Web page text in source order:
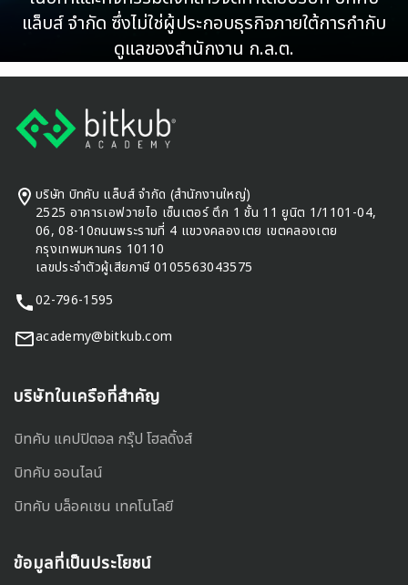
แล็บส์ จำกัด ซึ่งไม่ใช่ผู้ประกอบธุรกิจภายใต้การกำกับ
ดูแลของสำนักงาน ก.ล.ต.
บริษัท บิทคับ แล็บส์ จำกัด (สำนักงานใหญ่)
2525 อาคารเอฟวายไอ เซ็นเตอร์ ตึก 1 ชั้น 11 ยูนิต 1/1101-04,
06, 08-10ถนนพระรามที่ 4 แขวงคลองเตย เขตคลองเตย
กรุงเทพมหานคร 10110
เลขประจำตัวผู้เสียภาษี 0105563043575
02-796-1595
academy@bitkub.com
บริษัทในเครือที่สำคัญ
บิทคับ แคปปิตอล กรุ๊ป โฮลดิ้งส์
บิทคับ ออนไลน์
บิทคับ บล็อคเชน เทคโนโลยี
ข้อมูลที่เป็นประโยชน์